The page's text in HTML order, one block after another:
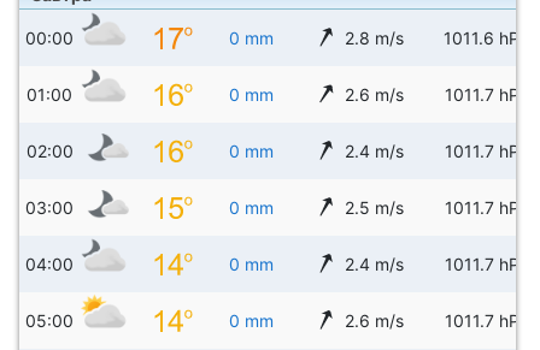
00:00 0 mm 2.8 m/s 1011.6 hPa
01:00 0 mm 2.6 m/s 1011.7 hPa
02:00 0 mm 2.4 m/s 1011.7 hPa
03:00 0 mm 2.5 m/s 1011.7 hPa
04:00 0 mm 2.4 m/s 1011.7 hPa
05:00 0 mm 2.6 m/s 1011.7 hPa